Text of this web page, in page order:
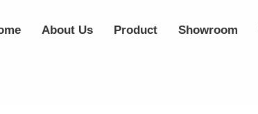
About Us Product Showroom